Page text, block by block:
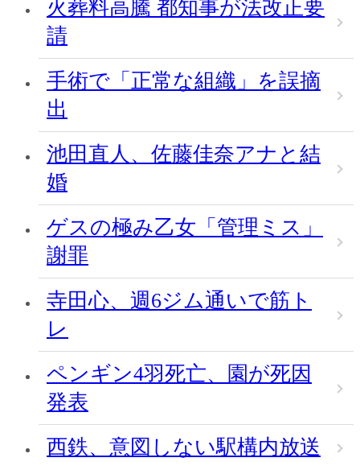
火葬料高騰 都知事が法改正要
請
手術で「正常な組織」を誤摘
出
池田直人、佐藤佳奈アナと結
婚
ゲスの極み乙女「管理ミス」
謝罪
寺田心、週6ジム通いで筋ト
レ
ペンギン4羽死亡、園が死因
発表
西鉄、意図しない駅構内放送